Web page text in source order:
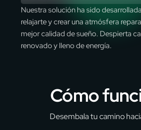
Nuestra solución ha sido
relajarte y crear una atmósfera
mejor calidad de sueño. Despierta
renovado y lleno de energía.
Cómo
Desembala tu camino